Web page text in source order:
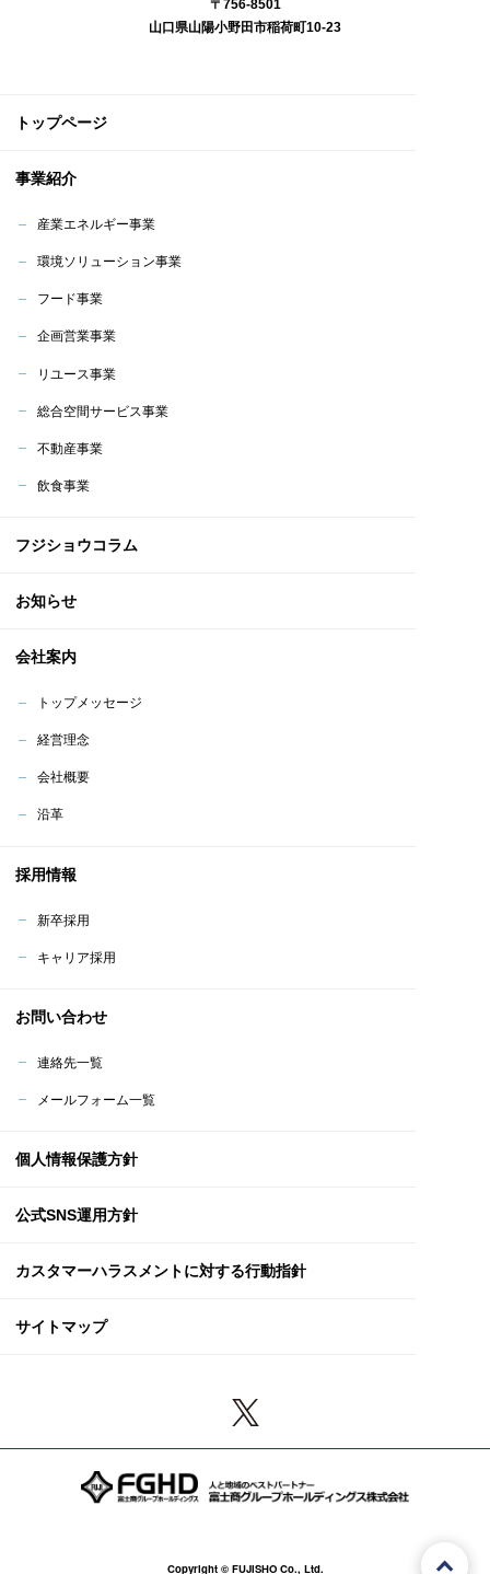
〒756-8501
山口県山陽小野田市稲荷町10-23
トップページ
事業紹介
産業エネルギー事業
環境ソリューション事業
フード事業
企画営業事業
リユース事業
総合空間サービス事業
不動産事業
飲食事業
フジショウコラム
お知らせ
会社案内
トップメッセージ
経営理念
会社概要
沿革
採用情報
新卒採用
キャリア採用
お問い合わせ
連絡先一覧
メールフォーム一覧
個人情報保護方針
公式SNS運用方針
カスタマーハラスメントに対する行動指針
サイトマップ
Copyright © FUJISHO Co., Ltd.